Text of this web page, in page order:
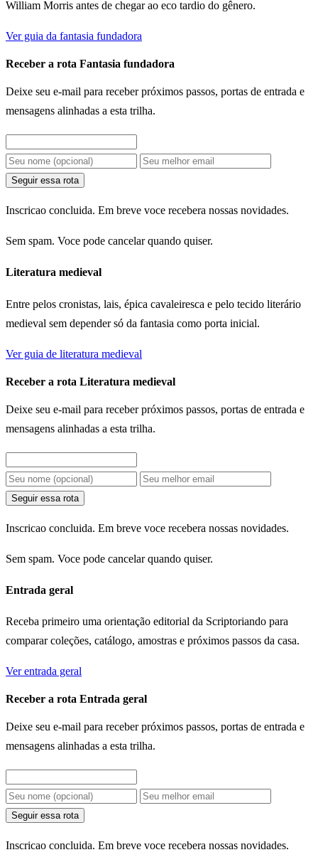
William Morris antes de chegar ao eco tardio do gênero.
Ver guia da fantasia fundadora
Receber a rota Fantasia fundadora
Deixe seu e-mail para receber próximos passos, portas de entrada e
mensagens alinhadas a esta trilha.
Seguir essa rota
Inscricao concluida. Em breve voce recebera nossas novidades.
Sem spam. Voce pode cancelar quando quiser.
Literatura medieval
Entre pelos cronistas, lais, épica cavaleiresca e pelo tecido literário
medieval sem depender só da fantasia como porta inicial.
Ver guia de literatura medieval
Receber a rota Literatura medieval
Deixe seu e-mail para receber próximos passos, portas de entrada e
mensagens alinhadas a esta trilha.
Seguir essa rota
Inscricao concluida. Em breve voce recebera nossas novidades.
Sem spam. Voce pode cancelar quando quiser.
Entrada geral
Receba primeiro uma orientação editorial da Scriptoriando para
comparar coleções, catálogo, amostras e próximos passos da casa.
Ver entrada geral
Receber a rota Entrada geral
Deixe seu e-mail para receber próximos passos, portas de entrada e
mensagens alinhadas a esta trilha.
Seguir essa rota
Inscricao concluida. Em breve voce recebera nossas novidades.